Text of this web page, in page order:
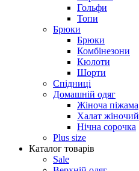
Гольфи
Топи
Брюки
Брюки
Комбінезони
Кюлоти
Шорти
Спідниці
Домашній одяг
Жіноча піжама
Халат жіночий
Нічна сорочка
Plus size
Каталог товарів
Sale